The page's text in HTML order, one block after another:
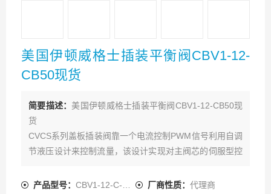
美国伊顿威格士插装平衡阀CBV1-12-
CB50现货
简要描述：美国伊顿威格士插装平衡阀CBV1-12-CB50现
货
CVCS系列盖板插装阀靠一个电流控制PWM信号利用自调
节液压设计来控制流量，该设计实现对主阀芯的伺服型控
缸和马达
产品型号： CBV1-12-C-O-B-50/ 厂商性质： 代理商